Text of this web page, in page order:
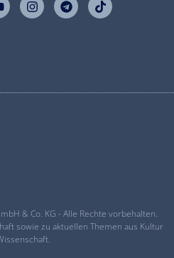
& Co. KG - Alle Rechte vorbehalten.
sowie zu aktuellen Themen aus Kultur